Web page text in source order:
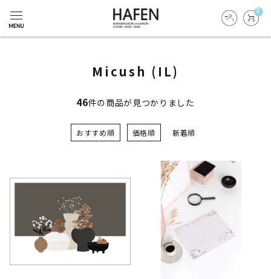
0
Micush (IL)
46件の商品が見つかりました
おすすめ順 価格順 新着順